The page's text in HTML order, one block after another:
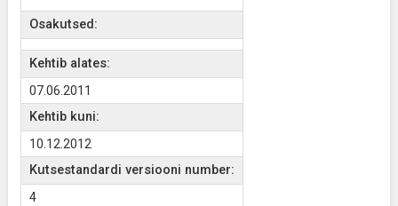
Osakutsed:
Kehtib alates:
07.06.2011
Kehtib kuni:
10.12.2012
Kutsestandardi versiooni number:
4